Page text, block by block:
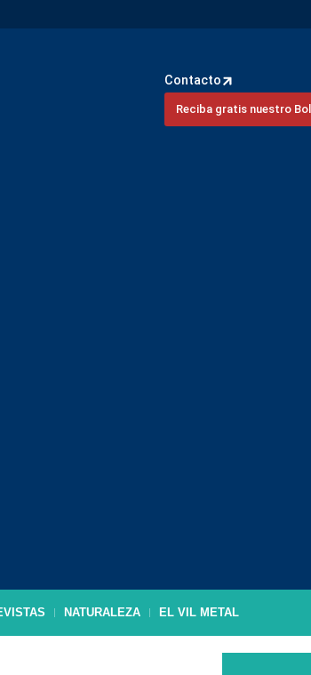
Contacto
Reciba gratis nuestro
NATURALEZA EL VIL METAL